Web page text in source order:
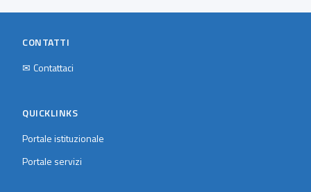
CONTATTI
✉ Contattaci
QUICKLINKS
Portale istituzionale
Portale servizi